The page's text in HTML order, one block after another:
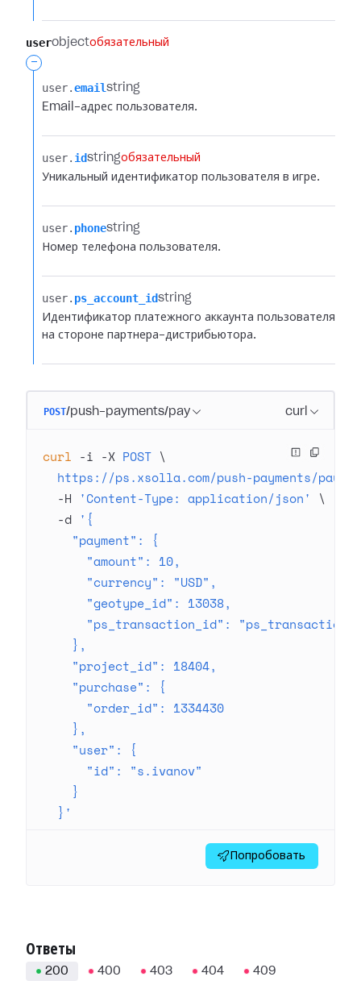
userobjectобязательный
-
user.​emailstring
Email-адрес пользователя.
user.​ idstringобязательный
Уникальный идентификатор пользователя в игре.
user.​ phonestring
Номер телефона пользователя.
user.​ ps_account_idstring
Идентификатор платежного аккаунта пользователя
на стороне партнера-дистрибьютора.
POST/push-payments/pay curl
curl -i -X POST \
  https://ps.xsolla.com/push-payments/pay
  -H
'Content-Type: application/json'
\
  -d
'{
    "payment": {
      "amount": 10,
      "currency": "USD",
      "geotype_id": 13038,
"ps_transaction_id":
    },
    "project_id": 18404,
    "purchase": {
      "order_id": 1334430
    },
    "user": {
      "id": "s.ivanov"
    }
  }'
Попробовать
Ответы
200 400 403 404 409